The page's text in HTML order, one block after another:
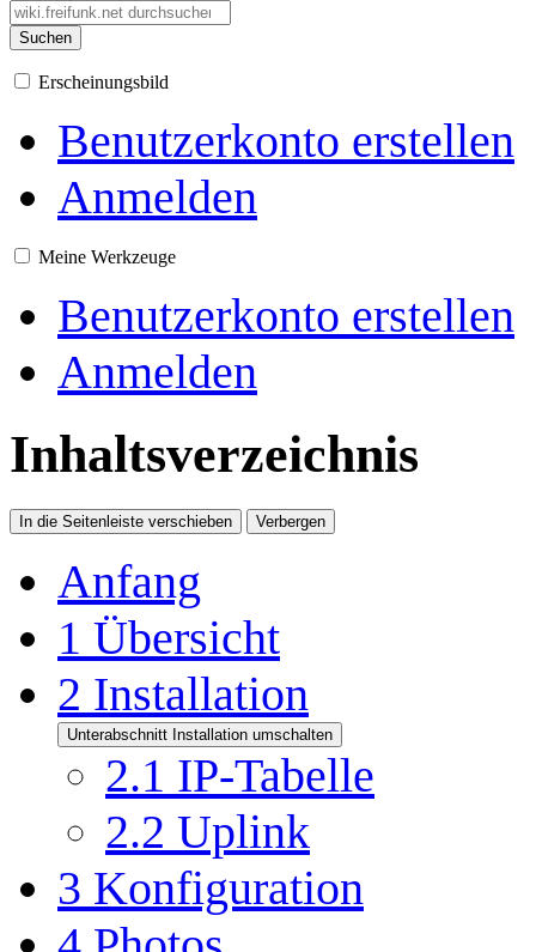
Suchen
Erscheinungsbild
Benutzerkonto erstellen
Anmelden
Meine Werkzeuge
Benutzerkonto erstellen
Anmelden
Inhaltsverzeichnis
In die Seitenleiste verschieben Verbergen
Anfang
1 Übersicht
2 Installation
Unterabschnitt Installation umschalten
2.1 IP-Tabelle
2.2 Uplink
3 Konfiguration